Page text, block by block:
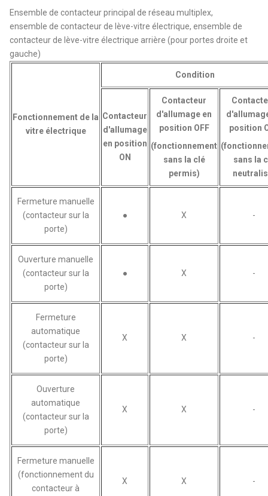
Ensemble de contacteur principal de réseau multiplex,
ensemble de contacteur de lève-vitre électrique, ensemble de
contacteur de lève-vitre électrique arrière (pour portes droite et
gauche)
Fonctionnement de la
vitre électrique
Condition
Contacteur
d'allumage
en position
ON
Contacteur
d'allumage en
position OFF
(fonctionnement
sans la clé
permis)
position
sans la
Fermeture manuelle
(contacteur sur la
porte)
● X -
Ouverture manuelle
(contacteur sur la
porte)
● X -
Fermeture
automatique
(contacteur sur la
porte)
X X -
Ouverture
automatique
(contacteur sur la
porte)
X X -
Fermeture manuelle
(fonctionnement du
contacteur à
X X -